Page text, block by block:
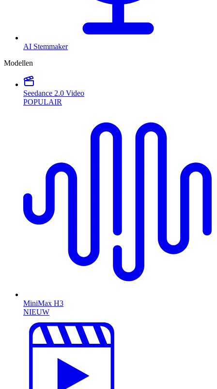
AI Stemmaker
Modellen
Seedance 2.0 Video
POPULAIR
MiniMax H3
NIEUW